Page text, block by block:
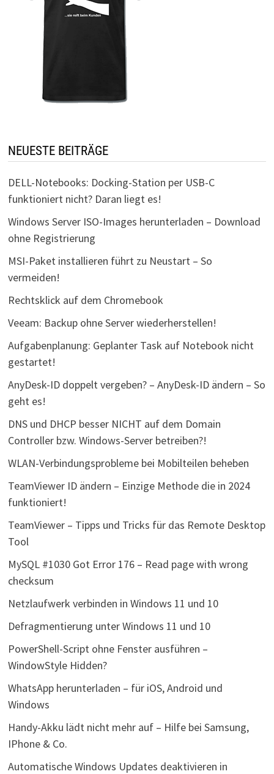
NEUESTE BEITRÄGE
DELL-Notebooks: Docking-Station per USB-C
funktioniert nicht? Daran liegt es!
Windows Server ISO-Images herunterladen – Download
ohne Registrierung
MSI-Paket installieren führt zu Neustart – So
vermeiden!
Rechtsklick auf dem Chromebook
Veeam: Backup ohne Server wiederherstellen!
Aufgabenplanung: Geplanter Task auf Notebook nicht
gestartet!
AnyDesk-ID doppelt vergeben? – AnyDesk-ID ändern – So
geht es!
DNS und DHCP besser NICHT auf dem Domain
Controller bzw. Windows-Server betreiben?!
WLAN-Verbindungsprobleme bei Mobilteilen beheben
TeamViewer ID ändern – Einzige Methode die in 2024
funktioniert!
TeamViewer – Tipps und Tricks für das Remote Desktop
Tool
MySQL #1030 Got Error 176 – Read page with wrong
checksum
Netzlaufwerk verbinden in Windows 11 und 10
Defragmentierung unter Windows 11 und 10
PowerShell-Script ohne Fenster ausführen –
WindowStyle Hidden?
WhatsApp herunterladen – für iOS, Android und
Windows
Handy-Akku lädt nicht mehr auf – Hilfe bei Samsung,
IPhone & Co.
Automatische Windows Updates deaktivieren in